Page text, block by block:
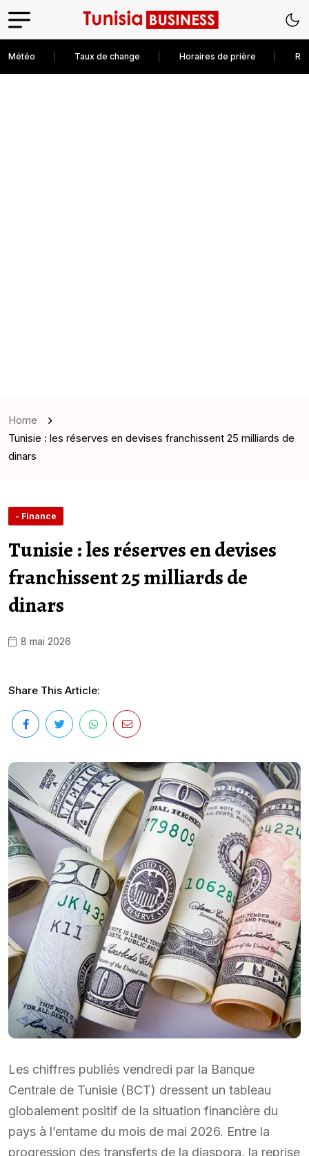
Météo Taux de change Horaires de prière
Home
Tunisie : les réserves en devises franchissent 25 milliards de
dinars
- Finance
Tunisie : les réserves en devises
franchissent 25 milliards de
dinars
8 mai 2026
Share This Article:
Les chiffres publiés vendredi par la Banque
Centrale de Tunisie (BCT) dressent un tableau
globalement positif de la situation financière du
pays à l’entame du mois de mai 2026. Entre la
progression des transferts de la diaspora, la reprise